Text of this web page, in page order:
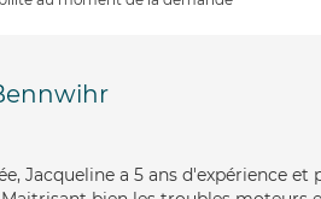
Jacqueline a 5 ans d'expérience et